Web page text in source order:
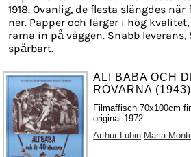
1918. Ovanlig, de flesta slängdes
ner. Papper och färger i hög
rama in på väggen. Snabb leverans,
spårbart.
ALI BABA OCH
RÖVARNA (1943)
Filmaffisch 70x100cm
original 1972
Arthur Lubin Maria